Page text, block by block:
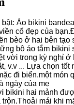
Áo bikini
cổ đẹp của
bèo ở hai bên tạo
bộ áo tắm bikini
vời trong kỳ nghỉ
v.v ... Lựa chọn tốt
đi biển.một món
ngày của mẹ
bikini hai mảnh
mái khi